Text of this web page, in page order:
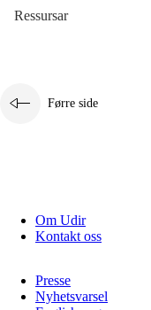
Ressursar
Førre side
Om Udir
Kontakt oss
Presse
Nyhetsvarsel